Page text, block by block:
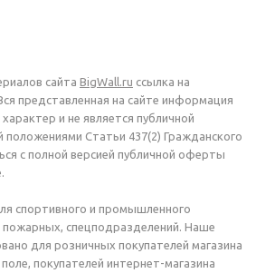
сайта BigWall.ru ссылка на
представленная на сайте информация
и не является публичной
Статьи 437(2) Гражданского
с полной версией публичной оферты
спортивного и промышленного
пожарных, спецподразделений. Наше
для розничных покупателей магазина
покупателей интернет-магазина